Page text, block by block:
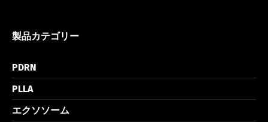
製品カテゴリー
PDRN
PLLA
エクソソーム